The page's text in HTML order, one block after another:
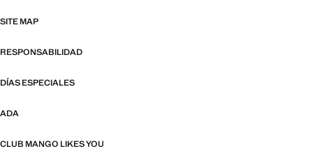
SITE MAP
RESPONSABILIDAD
DÍAS ESPECIALES
ADA
CLUB MANGO LIKES YOU